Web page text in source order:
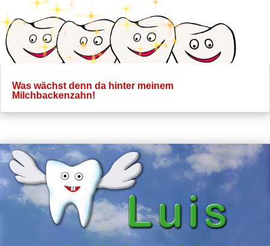
Was wächst denn da hinter meinem
Milchbackenzahn!